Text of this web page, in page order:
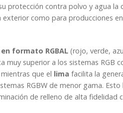
protección contra polvo y agua la
como para producciones
en formato RGBAL(rojo, verde,
superior a los sistemas RGB
que el lima facilita la
RGBW de menor gama.
de relleno de alta fidelidad